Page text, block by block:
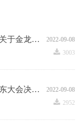
2022-09-08
金龙机电：广东信达律师事务所关于金龙机电股份有限公司2022年第二次临时股东大会的法律意见书.PDF
끂 3003
2022-09-08
金龙机电：2022年第二次临时股东大会决议公告.PDF
끂 2952